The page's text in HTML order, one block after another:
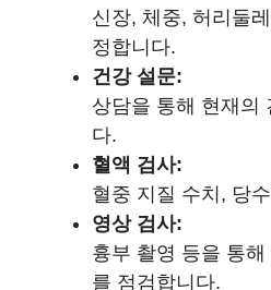
신장, 체중, 허리둘
정합니다.
건강 설문:
상담을 통해 현재의
다.
혈액 검사:
혈중 지질 수치, 당
영상 검사:
흉부 촬영 등을 통
를 점검합니다.